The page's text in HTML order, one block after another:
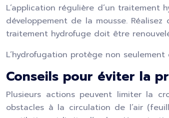
L’application régulière d’un
développement de la mousse.
traitement hydrofuge doit être
L’hydrofugation protège non
Conseils pour éviter la
Plusieurs actions peuvent limiter la
obstacles à la circulation de l’air